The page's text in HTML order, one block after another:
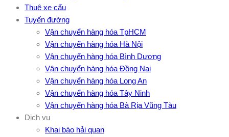
Thuê xe cẩu
Tuyến đường
Vận chuyển hàng hóa TpHCM
Vận chuyển hàng hóa Hà Nội
Vận chuyển hàng hóa Bình Dương
Vận chuyển hàng hóa Đồng Nai
Vận chuyển hàng hóa Long An
Vận chuyển hàng hóa Tây Ninh
Vận chuyển hàng hóa Bà Rịa Vũng Tàu
Dịch vụ
Khai báo hải quan